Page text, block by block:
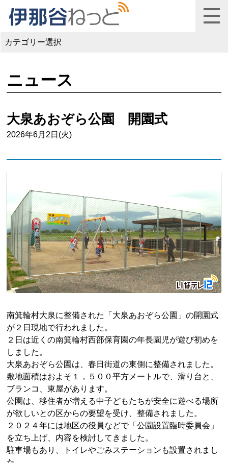
カテゴリー選択
ニュース
大泉あおぞら公園 開園式
2026年6月2日(火)
南箕輪村大泉に整備された「大泉あおぞら公園」の開園式
が２日現地で行われました。
２日は近くの南箕輪村西部保育園の年長園児が遊び初めを
しました。
大泉あおぞら公園は、春日街道の東側に整備されました。
敷地面積はおよそ１，５００平方メートルで、滑り台と、
ブランコ、東屋があります。
公園は、移住者が増える中子どもたちが安全に遊べる場所
が欲しいとの区からの要望を受け、整備されました。
２０２４年には地区の役員などで「公園設置臨時委員会」
を立ち上げ、内容を検討してきました。
駐車場もあり、トイレやごみステーションも設置されまし